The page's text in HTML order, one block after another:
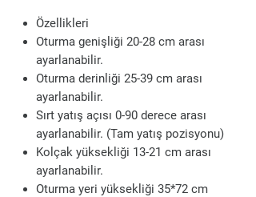
Özellikleri
Oturma genişliği 20-28 cm arası
ayarlanabilir.
Oturma derinliği 25-39 cm arası
ayarlanabilir.
Sırt yatış açısı 0-90 derece arası
ayarlanabilir. (Tam yatış pozisyonu)
Kolçak yüksekliği 13-21 cm arası
ayarlanabilir.
Oturma yeri yüksekliği 35*72 cm